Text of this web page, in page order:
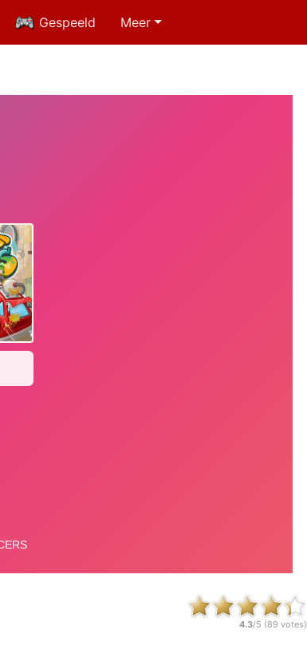
Gespeeld Meer
4.3/5 (89 votes)